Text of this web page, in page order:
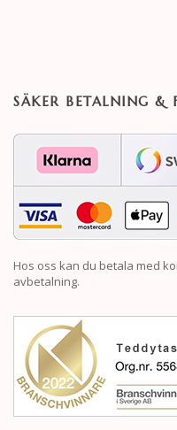
SÄKER BETALNING &
Hos oss kan du betala med
avbetalning.